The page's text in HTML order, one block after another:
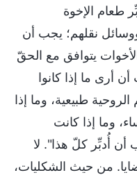
طعام الإخوة
نقلهم؛ يجب أن
يتوافق مع الحقّ
أرى ما إذا كانوا
طبيعية، وما إذا
وما إذا كانت
أن أُدبِّر كلّ هذا". لا
من حيث الشكليات،